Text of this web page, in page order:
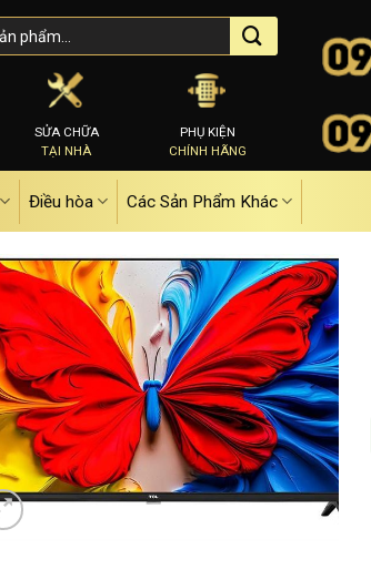
SỬA CHỮA
TẠI NHÀ
PHỤ KIỆN
CHÍNH HÃNG
Điều hòa Các Sản Phẩm Khác